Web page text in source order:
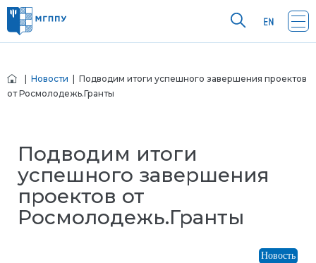
Новости | Подводим итоги успешного завершения проектов
от Росмолодежь.Гранты
Подводим итоги
успешного завершения
проектов от
Росмолодежь.Гранты
Новость